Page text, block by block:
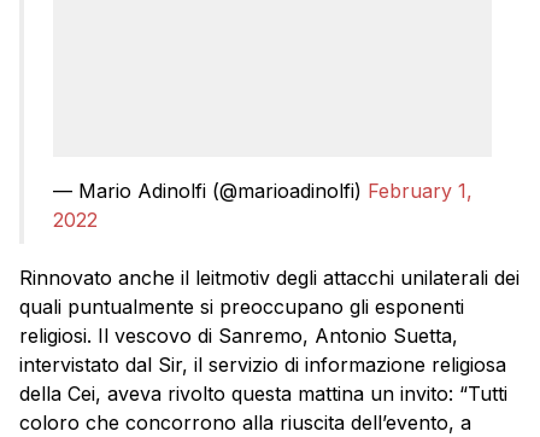
— Mario Adinolfi (@marioadinolfi) February 1,
2022
Rinnovato anche il leitmotiv degli attacchi unilaterali dei
quali puntualmente si preoccupano gli esponenti
religiosi. Il vescovo di Sanremo, Antonio Suetta,
intervistato dal Sir, il servizio di informazione religiosa
della Cei, aveva rivolto questa mattina un invito: “Tutti
coloro che concorrono alla riuscita dell’evento, a